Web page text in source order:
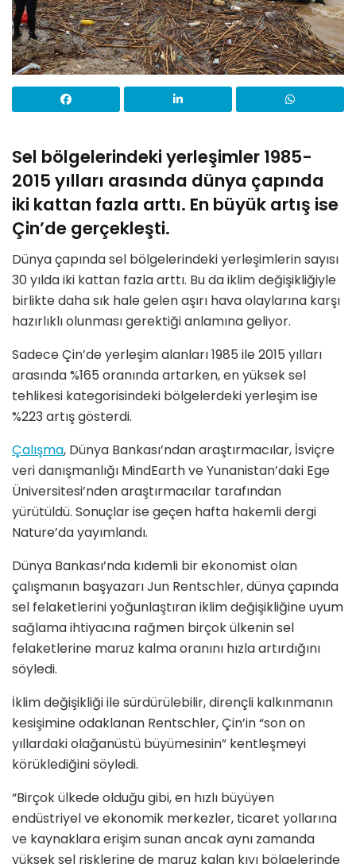
Sel bölgelerindeki yerleşimler 1985-
2015 yılları arasında dünya çapında
iki kattan fazla arttı. En büyük artış ise
Çin’de gerçekleşti.
Dünya çapında sel bölgelerindeki yerleşimlerin sayısı
30 yılda iki kattan fazla arttı. Bu da iklim değişikliğiyle
birlikte daha sık hale gelen aşırı hava olaylarına karşı
hazırlıklı olunması gerektiği anlamına geliyor.
Sadece Çin’de yerleşim alanları 1985 ile 2015 yılları
arasında %165 oranında artarken, en yüksek sel
tehlikesi kategorisindeki bölgelerdeki yerleşim ise
%223 artış gösterdi.
Çalışma, Dünya Bankası’ndan araştırmacılar, İsviçre
veri danışmanlığı MindEarth ve Yunanistan’daki Ege
Üniversitesi’nden araştırmacılar tarafından
yürütüldü. Sonuçlar ise geçen hafta hakemli dergi
Nature’da yayımlandı.
Dünya Bankası’nda kıdemli bir ekonomist olan
çalışmanın başyazarı Jun Rentschler, dünya çapında
sel felaketlerini yoğunlaştıran iklim değişikliğine uyum
sağlama ihtiyacına rağmen birçok ülkenin sel
felaketlerine maruz kalma oranını hızla artırdığını
söyledi.
İklim değişikliği ile sürdürülebilir, dirençli kalkınmanın
kesişimine odaklanan Rentschler, Çin’in “son on
yıllardaki olağanüstü büyümesinin” kentleşmeyi
körüklediğini söyledi.
“Birçok ülkede olduğu gibi, en hızlı büyüyen
endüstriyel ve ekonomik merkezler, ticaret yollarına
ve kaynaklara erişim sunan ancak aynı zamanda
yüksek sel risklerine de maruz kalan kıyı bölgelerinde